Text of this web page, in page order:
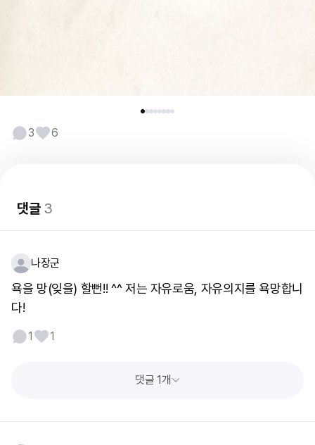
3 6
댓글3
나장군
욕을 망(잊을) 할뻔!! ^^ 저는 자유로움, 자유의지를 욕망합니
다!
1 1
댓글 1개